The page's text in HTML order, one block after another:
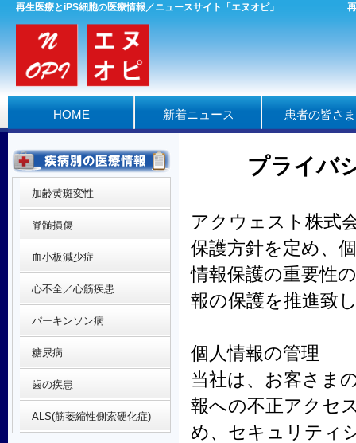
再生医療とiPS細胞の医療情報／ニュースサイト「エヌオピ」
HOME 新着ニュース 患者の皆さ
プライバ
アクウェスト株式
保護方針を定め、
情報保護の重要性
報の保護を推進致
個人情報の管理
当社は、お客さま
報への不正アクセ
め、セキュリティ
加齢黄斑変性
脊髄損傷
血小板減少症
心不全／心筋疾患
パーキンソン病
糖尿病
歯の疾患
ALS(筋萎縮性側索硬化症)